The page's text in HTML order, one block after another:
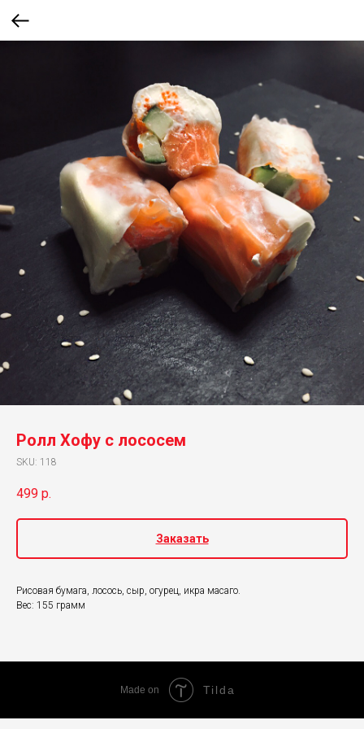
Ролл Хофу с лососем
SKU: 118
499 р.
Заказать
Рисовая бумага, лосось, сыр, огурец, икра масаго.
Вес: 155 грамм
Made on Tilda